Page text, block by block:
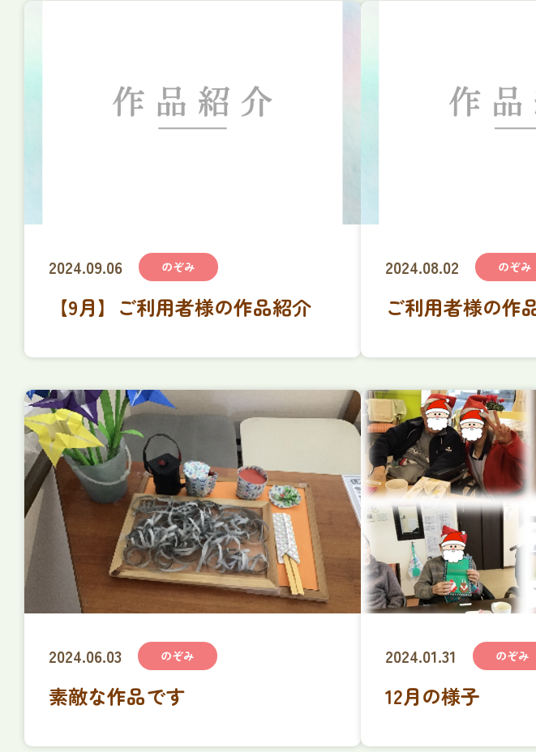
2024.09.06 のぞみ
【9月】ご利用者様の作品紹介
2024.08.02 のぞみ
ご利用者様の作
2024.06.03 のぞみ
素敵な作品です
2024.01.31 のぞみ
12月の様子